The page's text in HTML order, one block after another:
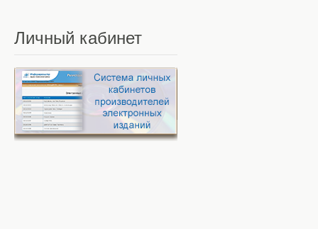
Личный кабинет